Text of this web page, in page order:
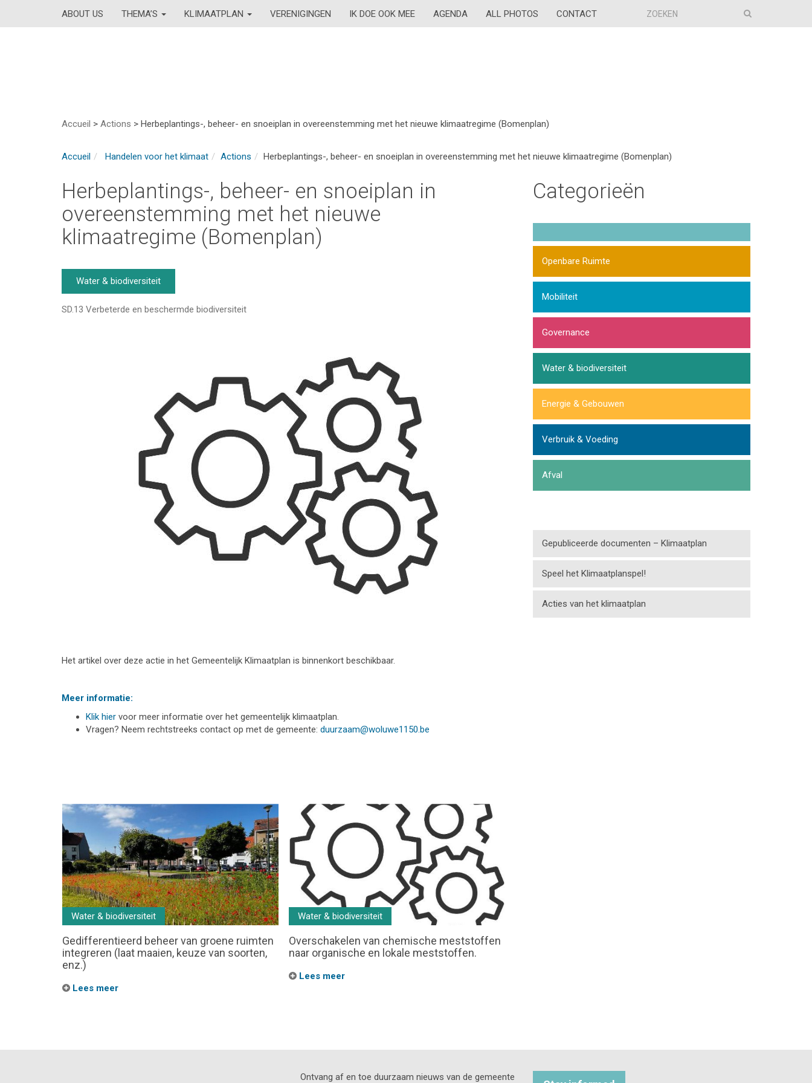
ABOUT US THEMA’S KLIMAATPLAN VERENIGINGEN IK DOE OOK MEE AGENDA ALL PHOTOS CONTACT
Accueil > Actions > Herbeplantings-, beheer- en snoeiplan in overeenstemming met het nieuwe klimaatregime (Bomenplan)
Accueil Handelen voor het klimaat Actions Herbeplantings-, beheer- en snoeiplan in overeenstemming met het nieuwe klimaatregime (Bomenplan)
Herbeplantings-, beheer- en snoeiplan in
overeenstemming met het nieuwe
klimaatregime (Bomenplan)
Water & biodiversiteit
SD.13 Verbeterde en beschermde biodiversiteit
Het artikel over deze actie in het Gemeentelijk Klimaatplan is binnenkort beschikbaar.
Meer informatie:
Klik hier voor meer informatie over het gemeentelijk klimaatplan.
Vragen? Neem rechtstreeks contact op met de gemeente: duurzaam@woluwe1150.be
Water & biodiversiteit
Gedifferentieerd beheer van groene ruimten
integreren (laat maaien, keuze van soorten,
enz.)
Lees meer
Water & biodiversiteit
Overschakelen van chemische meststoffen
naar organische en lokale meststoffen.
Lees meer
Categorieën
Openbare Ruimte
Mobiliteit
Governance
Water & biodiversiteit
Energie & Gebouwen
Verbruik & Voeding
Afval
Gepubliceerde documenten – Klimaatplan
Speel het Klimaatplanspel!
Acties van het klimaatplan
Ontvang af en toe duurzaam nieuws van de gemeente